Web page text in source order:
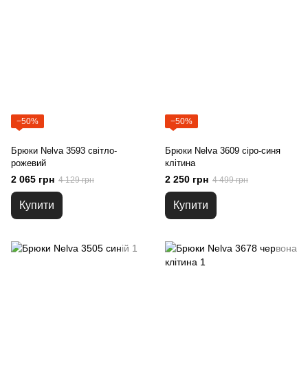
−50%
Брюки Nelva 3593 світло-
рожевий
2 065 грн 4 129 грн
Купити
−50%
Брюки Nelva 3609 сіро-синя
клітина
2 250 грн 4 499 грн
Купити